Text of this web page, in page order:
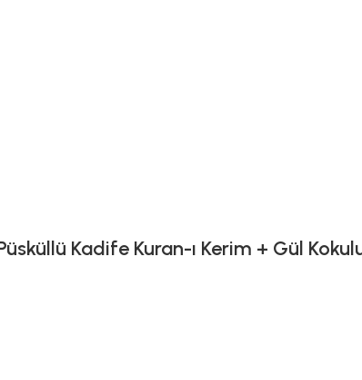
Kadife Kuran-ı Kerim + Gül